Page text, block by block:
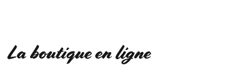
La boutique en ligne